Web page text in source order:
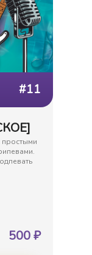
#11
простыми
500₽